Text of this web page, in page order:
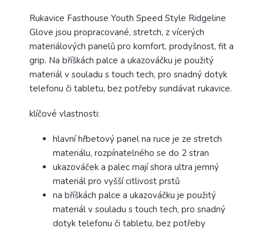
Rukavice Fasthouse Youth Speed Style Ridgeline
Glove jsou propracované, stretch, z vícerých
materiálových panelů pro komfort, prodyšnost, fit a
grip. Na bříškách palce a ukazováčku je použitý
materiál v souladu s touch tech, pro snadný dotyk
telefonu či tabletu, bez potřeby sundávat rukavice.
klíčové vlastnosti:
hlavní hřbetový panel na ruce je ze stretch
materiálu, rozpínatelného se do 2 stran
ukazováček a palec mají shora ultra jemný
materiál pro vyšší citlivost prstů
na bříškách palce a ukazováčku je použitý
materiál v souladu s touch tech, pro snadný
dotyk telefonu či tabletu, bez potřeby